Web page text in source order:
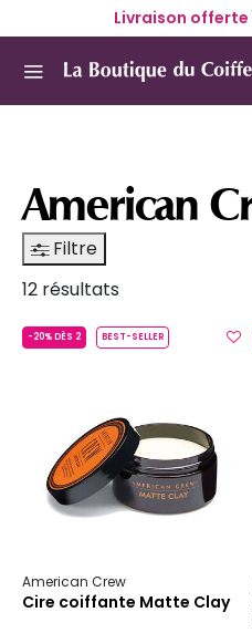
Livraison offerte
American
Filtre
12 résultats
-20% DÈS 2 BEST-SELLER
American Crew
Cire coiffante Matte Clay